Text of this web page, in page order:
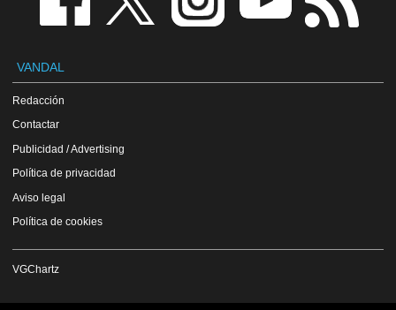
VANDAL
Redacción
Contactar
Publicidad / Advertising
Política de privacidad
Aviso legal
Política de cookies
VGChartz